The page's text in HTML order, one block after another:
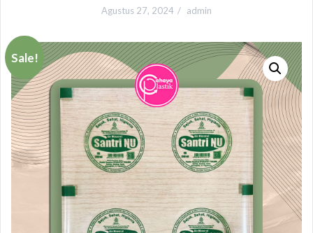
Agustus 27, 2024 admin
Sale!